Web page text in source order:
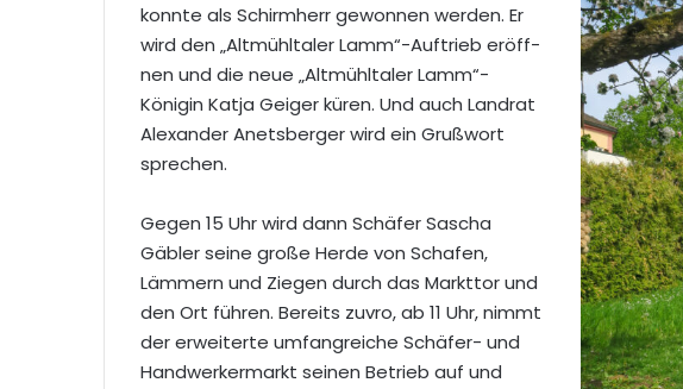
konnte als Schirmherr gewonnen werden. Er
wird den „Altmühltaler Lamm“-Auftrieb eröff­
nen und die neue „Altmühltaler Lamm“-
Königin Katja Geiger küren. Und auch Landrat
Alexander Anetsberger wird ein Grußwort
sprechen.
Gegen 15 Uhr wird dann Schäfer Sascha
Gäbler seine große Herde von Schafen,
Lämmern und Ziegen durch das Markttor und
den Ort führen. Bereits zuvro, ab 11 Uhr, nimmt
der erweiterte umfangreiche Schäfer- und
Handwerkermarkt seinen Betrieb auf und